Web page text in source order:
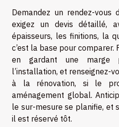
Demandez un rendez-vous
exigez un devis détaillé,
épaisseurs, les finitions, la
c’est la base pour comparer.
en gardant une marge
l’installation, et renseignez-
à la rénovation, si le
aménagement global.
le sur-mesure se planifie, et
il est réservé tôt.